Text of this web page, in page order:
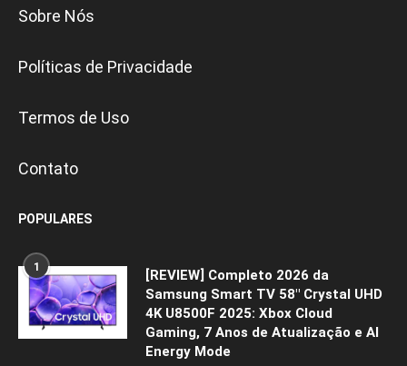
Sobre Nós
Políticas de Privacidade
Termos de Uso
Contato
POPULARES
1
[REVIEW] Completo 2026 da
Samsung Smart TV 58″ Crystal UHD
4K U8500F 2025: Xbox Cloud
Gaming, 7 Anos de Atualização e AI
Energy Mode